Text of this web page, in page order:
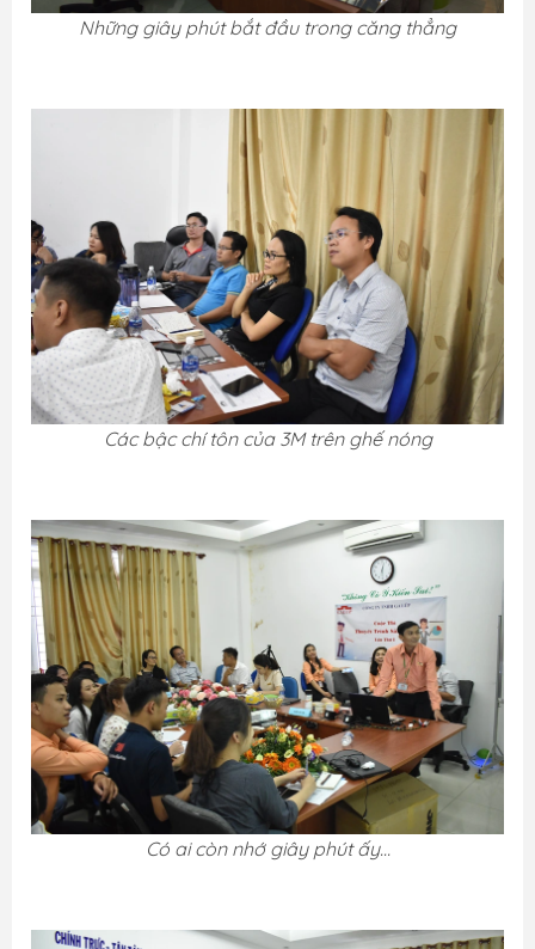
Những giây phút bắt đầu trong căng thẳng
Các bậc chí tôn của 3M trên ghế nóng
Có ai còn nhớ giây phút ấy...